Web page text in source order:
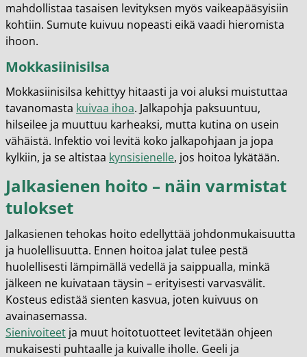
mahdollistaa tasaisen levityksen myös vaikeapääsyisiin
kohtiin. Sumute kuivuu nopeasti eikä vaadi hieromista
ihoon.
Mokkasiinisilsa
Mokkasiinisilsa kehittyy hitaasti ja voi aluksi muistuttaa
tavanomasta kuivaa ihoa. Jalkapohja paksuuntuu,
hilseilee ja muuttuu karheaksi, mutta kutina on usein
vähäistä. Infektio voi levitä koko jalkapohjaan ja jopa
kylkiin, ja se altistaa kynsisienelle, jos hoitoa lykätään.
Jalkasienen hoito – näin varmistat
tulokset
Jalkasienen tehokas hoito edellyttää johdonmukaisuutta
ja huolellisuutta. Ennen hoitoa jalat tulee pestä
huolellisesti lämpimällä vedellä ja saippualla, minkä
jälkeen ne kuivataan täysin – erityisesti varvasvälit.
Kosteus edistää sienten kasvua, joten kuivuus on
avainasemassa.
Sienivoiteet ja muut hoitotuotteet levitetään ohjeen
mukaisesti puhtaalle ja kuivalle iholle. Geeli ja